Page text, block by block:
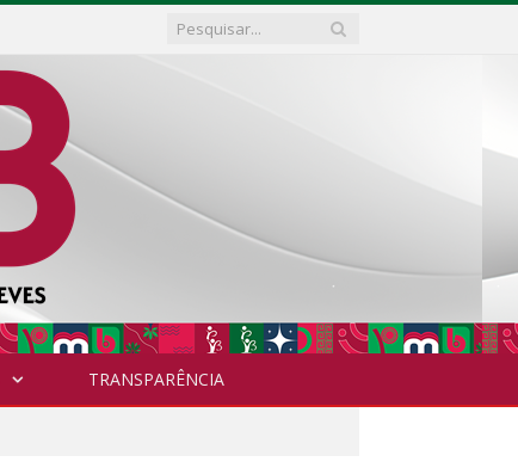
TRANSPARÊNCIA